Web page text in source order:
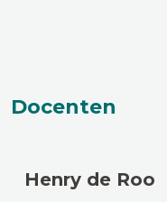
Docenten
Henry de Roo